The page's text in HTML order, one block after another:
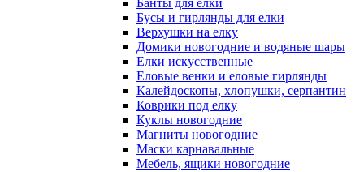
Банты для елки
Бусы и гирлянды для елки
Верхушки на елку
Домики новогодние и водяные шары
Елки искусственные
Еловые венки и еловые гирлянды
Калейдоскопы, хлопушки, серпантин
Коврики под елку
Куклы новогодние
Магниты новогодние
Маски карнавальные
Мебель, ящики новогодние